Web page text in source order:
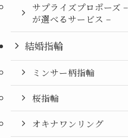
サプライズプロポーズ
が選べるサービス –
結婚指輪
ミンサー柄指輪
桜指輪
オキナワンリング